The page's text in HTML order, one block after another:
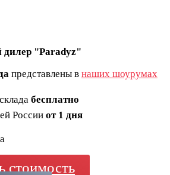
"Paradyz"
представлены в наших шоурумах
бесплатно
России от 1 дня
стоимость